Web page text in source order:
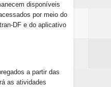
disponíveis
por meio do
DF e do aplicativo
a partir das
as atividades